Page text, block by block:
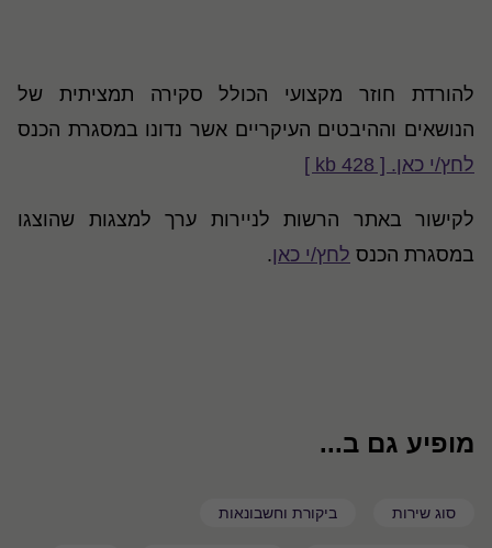
להורדת חוזר מקצועי הכולל סקירה תמציתית של
הנושאים וההיבטים העיקריים אשר נדונו במסגרת הכנס
לחץ/י כאן. [ 428 kb ]
לקישור באתר הרשות לניירות ערך למצגות שהוצגו
במסגרת הכנס לחץ/י כאן.
מופיע גם ב...
סוג שירות ביקורת וחשבונאות